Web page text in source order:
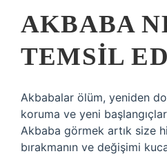
AKBABA
TEMSIL
Akbabalar ölüm, yeniden
koruma ve yeni
Akbaba görmek artık size
bırakmanın ve değişimi